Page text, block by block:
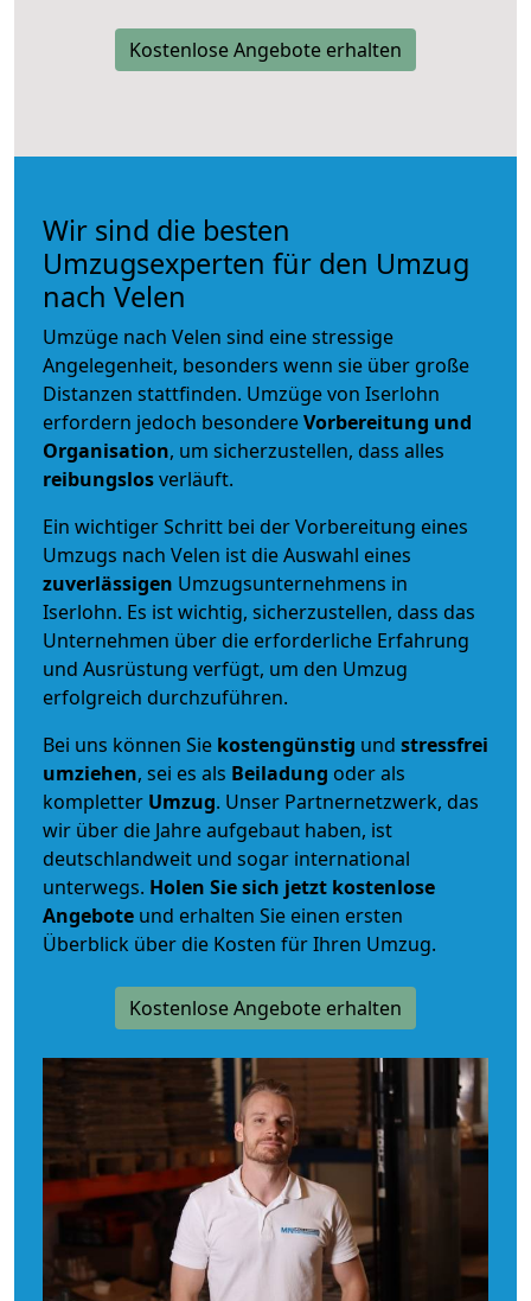
Kostenlose Angebote erhalten
Wir sind die besten
Umzugsexperten für den Umzug
nach Velen
Umzüge nach Velen sind eine stressige
Angelegenheit, besonders wenn sie über große
Distanzen stattfinden. Umzüge von Iserlohn
erfordern jedoch besondereVorbereitung und
Organisation, um sicherzustellen, dass alles
reibungslosverläuft.
Ein wichtiger Schritt bei der Vorbereitung eines
Umzugs nach Velen ist die Auswahl eines
zuverlässigen Umzugsunternehmens in
Iserlohn. Es ist wichtig, sicherzustellen, dass das
Unternehmen über die erforderliche Erfahrung
und Ausrüstung verfügt, um den Umzug
erfolgreich durchzuführen.
Bei uns können Sie kostengünstig und stressfrei
umziehen, sei es als Beiladung oder als
kompletter Umzug. Unser Partnernetzwerk, das
wir über die Jahre aufgebaut haben, ist
deutschlandweit und sogar international
unterwegs. Holen Sie sich jetzt kostenlose
Angebote und erhalten Sie einen ersten
Überblick über die Kosten für Ihren Umzug.
Kostenlose Angebote erhalten